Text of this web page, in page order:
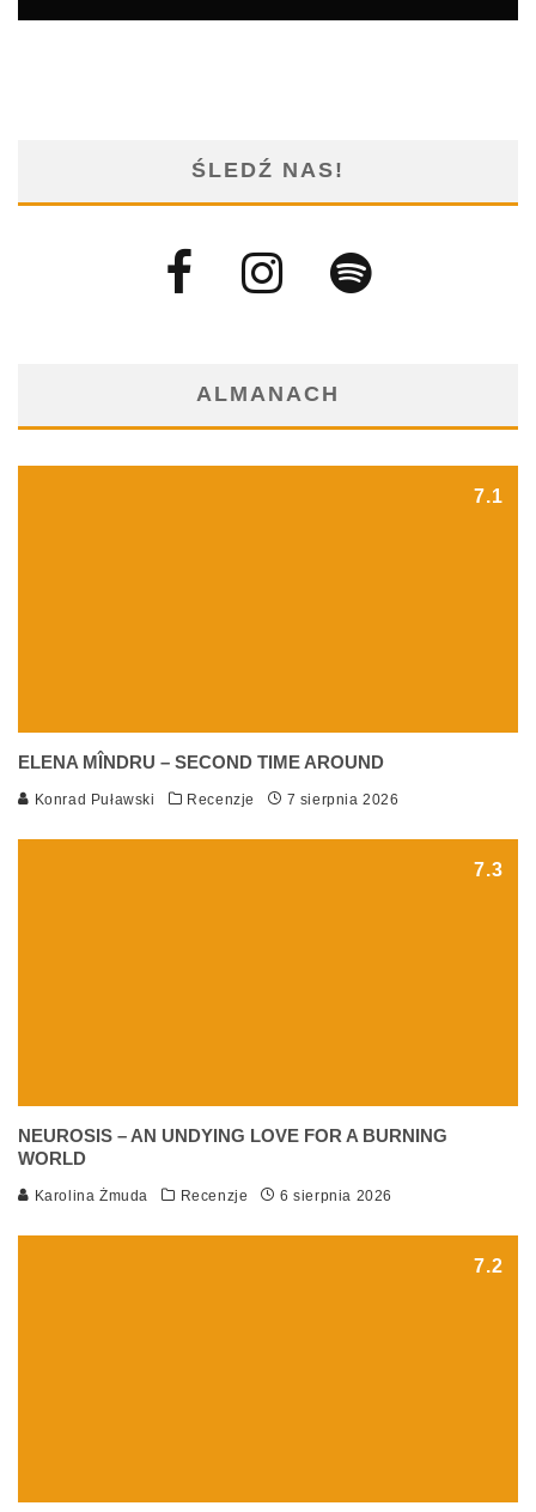
ŚLEDŹ NAS!
ALMANACH
7.1
ELENA MÎNDRU – SECOND TIME AROUND
Konrad Puławski Recenzje 7 sierpnia 2026
7.3
NEUROSIS – AN UNDYING LOVE FOR A BURNING
WORLD
Karolina Żmuda Recenzje 6 sierpnia 2026
7.2